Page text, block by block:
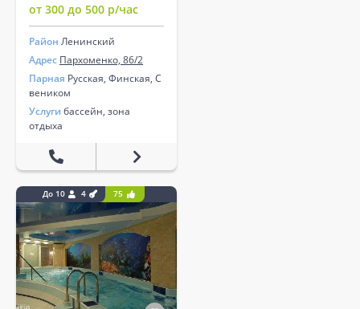
от 300 до 500 р/час
Район Ленинский
Адрес Пархоменко, 86/2
Парная Русская, Финская, С
веником
Услуги бассейн, зона
отдыха
До 10 4 75